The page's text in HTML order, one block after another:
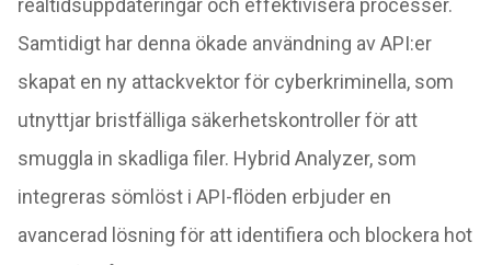
realtidsuppdateringar och effektivisera processer.
Samtidigt har denna ökade användning av API:er
skapat en ny attackvektor för cyberkriminella, som
utnyttjar bristfälliga säkerhetskontroller för att
smuggla in skadliga filer. Hybrid Analyzer, som
integreras sömlöst i API-flöden erbjuder en
avancerad lösning för att identifiera och blockera hot